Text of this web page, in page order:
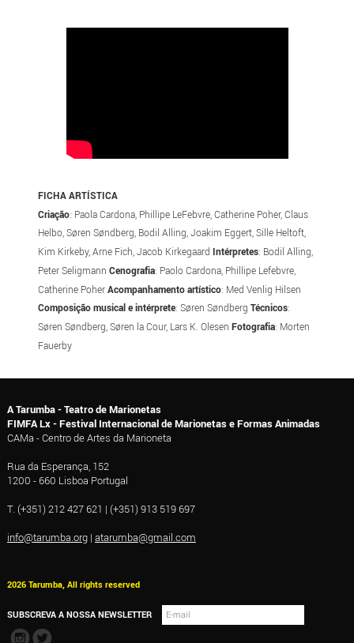
FICHA ARTÍSTICA
Criação: Paola Cardona, Phillipe LeFebvre, Catherine Poher, Claus
Helbo, Søren Søndberg, Bodil Alling, Joakim Eggert, Sille Heltoft,
Kim Kirkeby, Arne Fich, Jacob Kirkegaard Intérpretes: Bodil Alling,
Peter SeligmannCenografia: Paolo Cardona, Phillipe Lefebvre,
Catherine PoherAcompanhamento artístico: Med Venlig Hilsen
Composição musical e intérprete: Søren SøndbergTécnicos:
Søren Søndberg, Søren la Cour, Lars K. OlesenFotografia: Morten
Fauerby
A Tarumba - Teatro de Marionetas
FIMFA Lx - Festival Internacional de Marionetas e Formas Animadas
CAMa - Centro de Artes da Marioneta
Rua da Esperança, 152
1200 - 660 Lisboa Portugal
T. (+351) 212 427 621 | (+351) 913 519 697
info@tarumba.org| atarumba@gmail.com
2026 Tarumba, All rights reserved
SUBSCREVA A NOSSA NEWSLETTER